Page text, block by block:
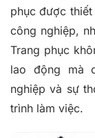
phục được
công nghiệp,
Trang phục
lao động mà
nghiệp và sự
trình làm việc.